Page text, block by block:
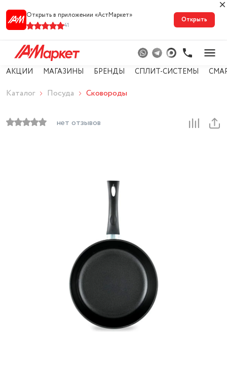
Открыть в приложении «АстМарке‪т‬»
41
Открыть
АКЦИИ МАГАЗИНЫ БРЕНДЫ СПЛИТ-СИСТЕМЫ
Каталог Посуда Сковороды
нет отзывов